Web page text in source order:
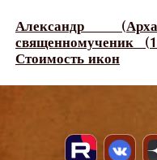
Александр
священномученик
Стоимость икон